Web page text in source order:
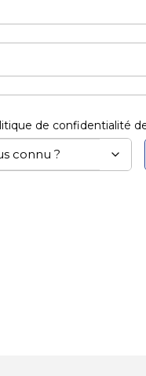
de confidentialité